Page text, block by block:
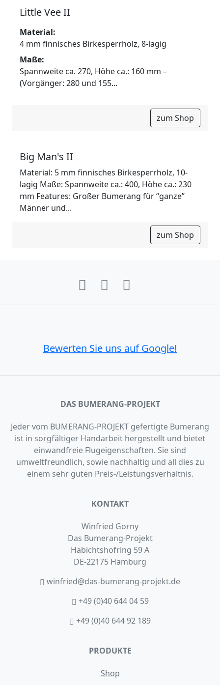
Little Vee II
Material:
4 mm finnisches Birkesperrholz, 8-lagig
Maße:
Spannweite ca. 270, Höhe ca.: 160 mm –
(Vorgänger: 280 und 155...
zum Shop
Big Man's II
Material: 5 mm finnisches Birkesperrholz, 10-
lagig Maße: Spannweite ca.: 400, Höhe ca.: 230
mm Features: Großer Bumerang für “ganze”
Männer und...
zum Shop
Bewerten Sie uns auf Google!
DAS BUMERANG-PROJEKT
Jeder vom BUMERANG-PROJEKT gefertigte Bumerang
ist in sorgfältiger Handarbeit hergestellt und bietet
einwandfreie Flugeigenschaften. Sie sind
umweltfreundlich, sowie nachhaltig und all dies zu
einem sehr guten Preis-/Leistungsverhältnis.
KONTAKT
Winfried Gorny
Das Bumerang-Projekt
Habichtshofring 59 A
DE-22175 Hamburg
winfried@das-bumerang-projekt.de
+49 (0)40 644 04 59
+49 (0)40 644 92 189
PRODUKTE
Shop